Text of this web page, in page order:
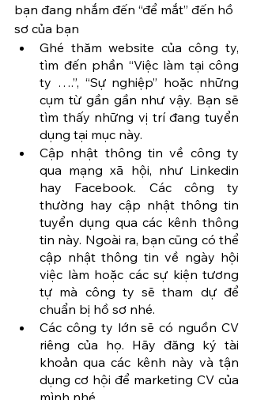
bạn đang nhắm đến “để mắt” đến hồ
sơ của bạn
Ghé thăm website của công ty,
tìm đến phần “Việc làm tại công
ty ….”, “Sự nghiệp” hoặc những
cụm từ gần gần như vậy. Bạn sẽ
tìm thấy những vị trí đang tuyển
dụng tại mục này.
Cập nhật thông tin về công ty
qua mạng xã hội, như Linkedin
hay Facebook. Các công ty
thường hay cập nhật thông tin
tuyển dụng qua các kênh thông
tin này. Ngoài ra, bạn cũng có thể
cập nhật thông tin về ngày hội
việc làm hoặc các sự kiện tương
tự mà công ty sẽ tham dự để
chuẩn bị hồ sơ nhé.
Các công ty lớn sẽ có nguồn CV
riêng của họ. Hãy đăng ký tài
khoản qua các kênh này và tận
dụng cơ hội để marketing CV của
mình nhé.